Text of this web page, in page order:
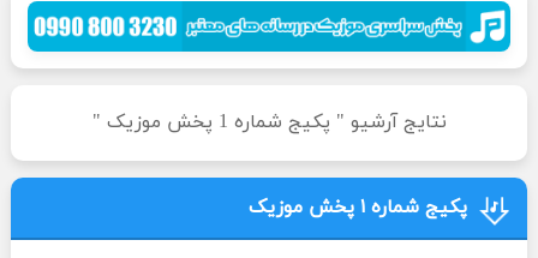
نتایج آرشیو " پکیج شماره 1 پخش موزیک "
پکیج شماره ۱ پخش موزیک